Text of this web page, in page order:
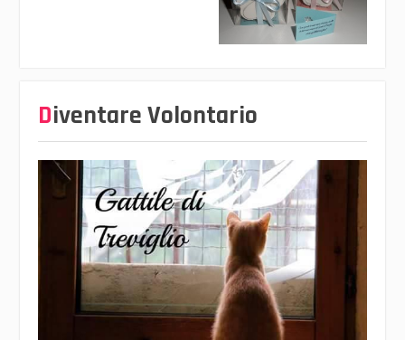
Diventare Volontario